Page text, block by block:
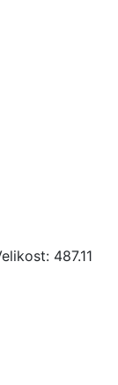
487.11